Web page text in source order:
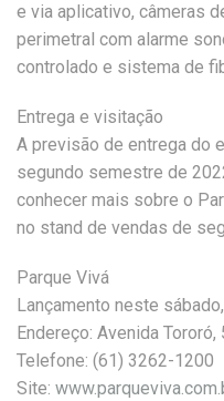
e via aplicativo, câmeras
perimetral com alarme
controlado e sistema de
Entrega e visitação
A previsão de entrega do
segundo semestre de
conhecer mais sobre o
no stand de vendas de
Parque Vivá
Lançamento neste
Endereço: Avenida Tororó,
Telefone: (61) 3262-1200
Site: